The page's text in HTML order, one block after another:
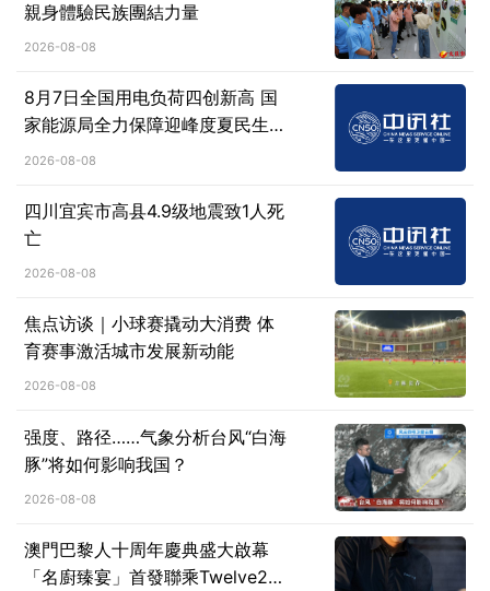
親身體驗民族團結力量
2026-08-08
8月7日全国用电负荷四创新高 国
家能源局全力保障迎峰度夏民生用
电
2026-08-08
四川宜宾市高县4.9级地震致1人死
亡
2026-08-08
焦点访谈｜小球赛撬动大消费 体
育赛事激活城市发展新动能
2026-08-08
强度、路径……气象分析台风“白海
豚”将如何影响我国？
2026-08-08
澳門巴黎人十周年慶典盛大啟幕
「名廚臻宴」首發聯乘Twelve25